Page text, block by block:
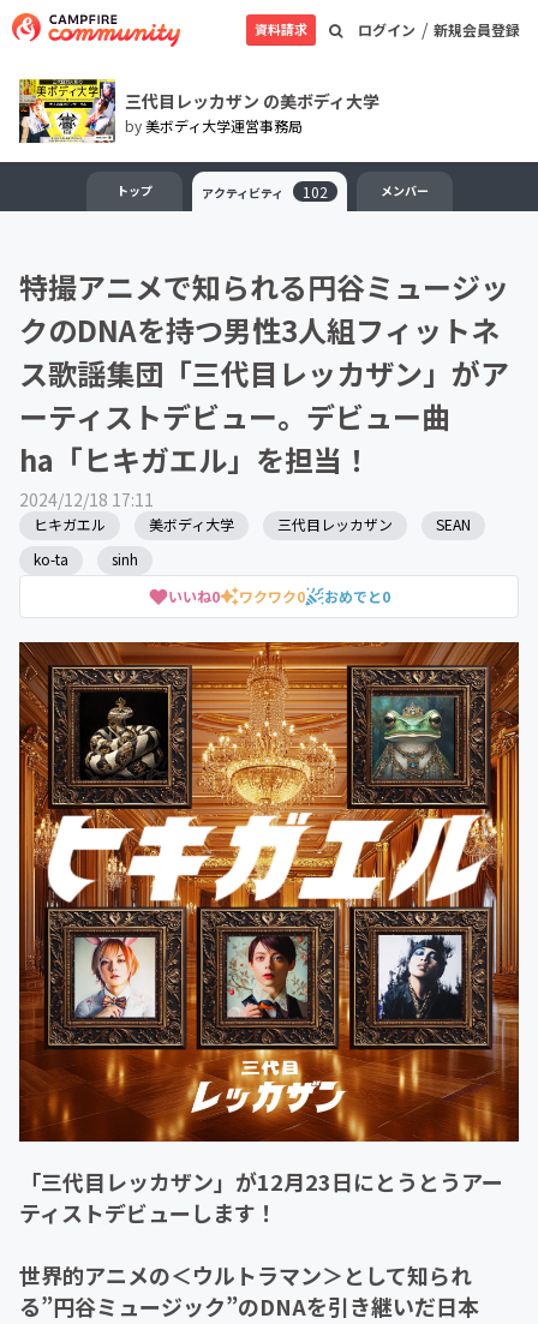
ログイン / 新規会員登録
資料請求
三代目レッカザン の美ボディ大学
by美ボディ大学運営事務局
トップ アクティビティ 102 メンバー
特撮アニメで知られる円谷ミュージッ
クのDNAを持つ男性3人組フィットネ
ス歌謡集団「三代目レッカザン」がア
ーティストデビュー。デビュー曲
ha「ヒキガエル」を担当！
2024/12/18 17:11
いいね0 ワクワク0 おめでと0
ヒキガエル 美ボディ大学 三代目レッカザン
SEAN
ko-ta
sinh
「三代目レッカザン」が12月23日にとうとうアー
ティストデビューします！
世界的アニメの＜ウルトラマン＞として知られ
る”円谷ミュージック”のDNAを引き継いだ日本